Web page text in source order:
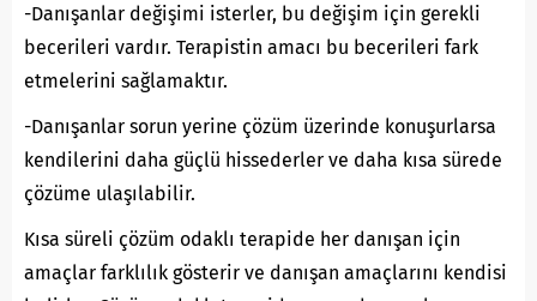
-Danışanlar değişimi isterler, bu değişim için gerekli
becerileri vardır. Terapistin amacı bu becerileri fark
etmelerini sağlamaktır.
-Danışanlar sorun yerine çözüm üzerinde konuşurlarsa
kendilerini daha güçlü hissederler ve daha kısa sürede
çözüme ulaşılabilir.
Kısa süreli çözüm odaklı terapide her danışan için
amaçlar farklılık gösterir ve danışan amaçlarını kendisi